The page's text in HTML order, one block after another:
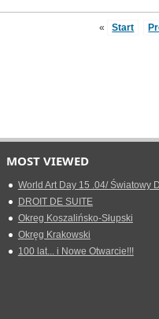
« Start
MOST VIEWED
World Art Day 15 .04/ Światowy
DROIT DE SUITE
Okreg Koszalińsko-Słupski
Okręg Krakowski
100 lat... i Nowe Otwarcie!!!